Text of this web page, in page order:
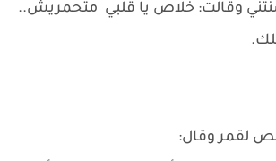
وقالت: خلاص يا قلبي متحمريش..
لقمر وقال: